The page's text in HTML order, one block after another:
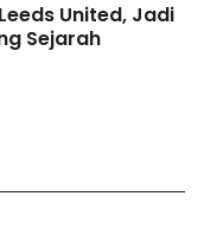
United, Jadi
Sejarah